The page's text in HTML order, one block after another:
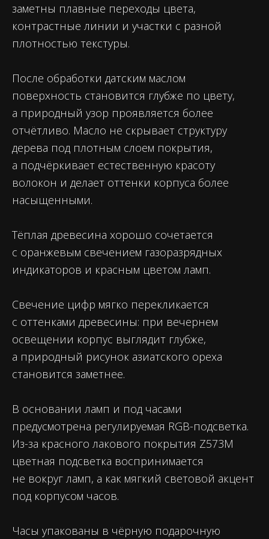
заметны плавные переходы цвета,
контрастные линии и участки с разной
плотностью текстуры.
После обработки датским маслом
поверхность становится глубже по цвету,
а природный узор проявляется более
отчётливо. Масло не скрывает структуру
дерева под плотным слоем покрытия,
а подчёркивает естественную красоту
волокон и делает оттенки корпуса более
насыщенными.
Тёплая древесина хорошо сочетается
с оранжевым свечением газоразрядных
индикаторов и красным цветом ламп.
Свечение цифр мягко перекликается
с оттенками древесины: при вечернем
освещении корпус выглядит глубже,
а природный рисунок азиатского ореха
становится заметнее.
В основании ламп и под часами
предусмотрена регулируемая RGB-подсветка.
Из-за красного лакового покрытия Z573M
цветная подсветка воспринимается
не вокруг ламп, а как мягкий световой акцент
под корпусом часов.
Часы упакованы в чёрную подарочную